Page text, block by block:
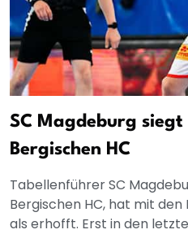
SC Magdeburg
Bergischen HC
Tabellenführer SC
Bergischen HC, hat mit
als erhofft. Erst in den